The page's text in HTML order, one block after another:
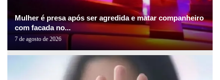
Mulher é presa após ser agredida e matar companheiro
com facada no...
7 de agosto de 2026